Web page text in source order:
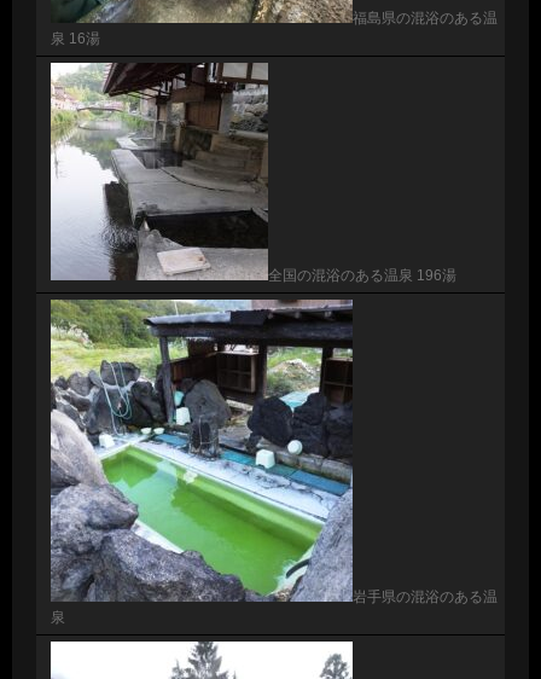
福島県の混浴のある温
泉 16湯
全国の混浴のある温泉 196湯
岩手県の混浴のある温
泉